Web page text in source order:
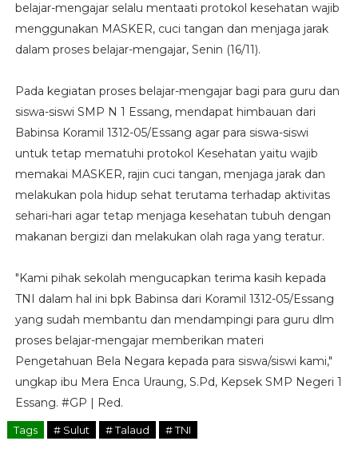
belajar-mengajar selalu mentaati protokol kesehatan wajib
menggunakan MASKER, cuci tangan dan menjaga jarak
dalam proses belajar-mengajar, Senin (16/11).
Pada kegiatan proses belajar-mengajar bagi para guru dan
siswa-siswi SMP N 1 Essang, mendapat himbauan dari
Babinsa Koramil 1312-05/Essang agar para siswa-siswi
untuk tetap mematuhi protokol Kesehatan yaitu wajib
memakai MASKER, rajin cuci tangan, menjaga jarak dan
melakukan pola hidup sehat terutama terhadap aktivitas
sehari-hari agar tetap menjaga kesehatan tubuh dengan
makanan bergizi dan melakukan olah raga yang teratur.
"Kami pihak sekolah mengucapkan terima kasih kepada
TNI dalam hal ini bpk Babinsa dari Koramil 1312-05/Essang
yang sudah membantu dan mendampingi para guru dlm
proses belajar-mengajar memberikan materi
Pengetahuan Bela Negara kepada para siswa/siswi kami,"
ungkap ibu Mera Enca Uraung, S.Pd, Kepsek SMP Negeri 1
Essang. #GP | Red.
Tags # Sulut # Talaud # TNI